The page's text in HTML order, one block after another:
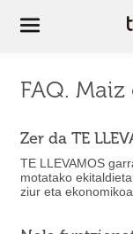
FAQ.
Zer da TE
TE LLEVAMOS
motatako
ziur eta